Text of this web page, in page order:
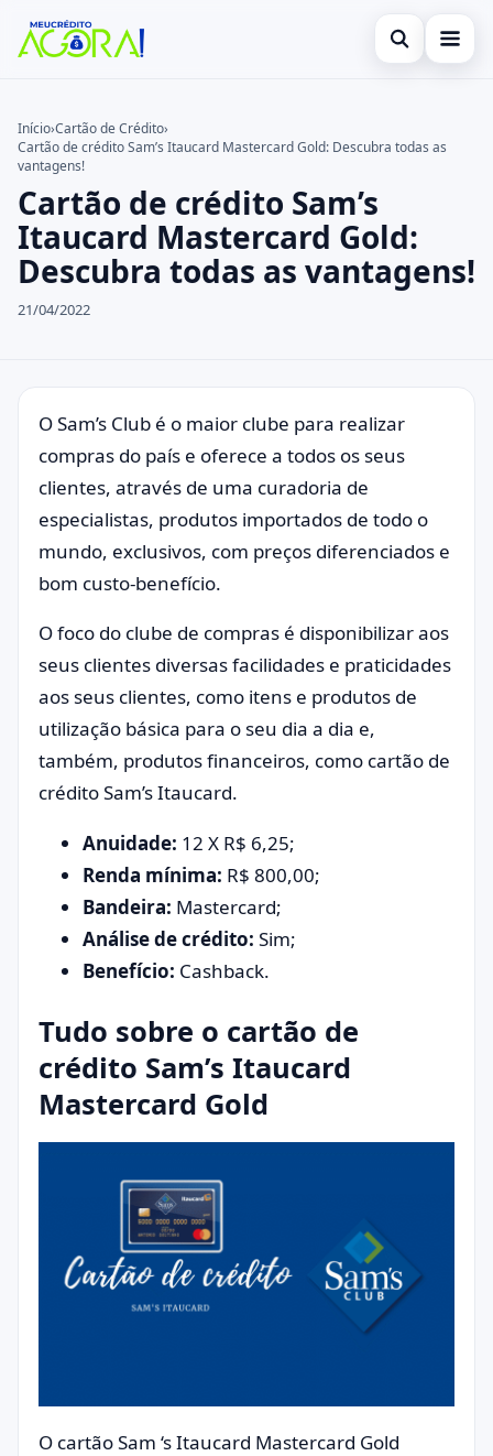
Abrir busca
Cartão de Crédito
Empréstimo
Finanças
Legal
Buscar no site
Buscar por:
Pressione Enter para buscar ou ESC para fechar.
Início›Cartão de Crédito›
Cartão de crédito Sam’s Itaucard Mastercard Gold: Descubra todas as
vantagens!
Cartão de crédito Sam’s
Itaucard Mastercard Gold:
Descubra todas as vantagens!
21/04/2022
O Sam’s Club é o maior clube para realizar
compras do país e oferece a todos os seus
clientes, através de uma curadoria de
especialistas, produtos importados de todo o
mundo, exclusivos, com preços diferenciados e
bom custo-benefício.
O foco do clube de compras é disponibilizar aos
seus clientes diversas facilidades e praticidades
aos seus clientes, como itens e produtos de
utilização básica para o seu dia a dia e,
também, produtos financeiros, como cartão de
crédito Sam’s Itaucard.
Anuidade: 12 X R$ 6,25;
Renda mínima: R$ 800,00;
Bandeira: Mastercard;
Análise de crédito: Sim;
Benefício: Cashback.
Tudo sobre o cartão de
crédito Sam’s Itaucard
Mastercard Gold
O cartão Sam ‘s Itaucard Mastercard Gold